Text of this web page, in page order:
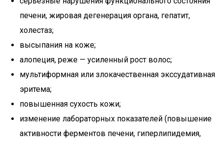
печени, жировая дегенерация органа, гепатит,
холестаз;
высыпания на коже;
алопеция, реже — усиленный рост волос;
мультиформная или злокачественная экссудативная
эритема;
повышенная сухость кожи;
изменение лабораторных показателей (повышение
активности ферментов печени, гиперлипидемия,